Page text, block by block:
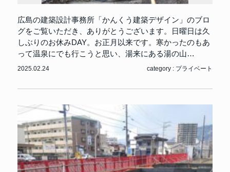
広島の建築設計事務所「かんくう建築デザイン」のブロ
グをご覧いただき、ありがとうございます。日曜日は久
しぶりのお休みDAY。お正月以来です。寒かったのもあ
って温泉にでも行こうと思い、湯来にある湯の山…
2025.02.24 category : プライベート